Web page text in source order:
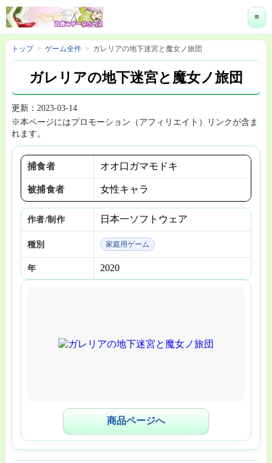
≡
トップ ゲーム全件 ガレリアの地下迷宮と魔女ノ旅団
ガレリアの地下迷宮と魔女ノ旅団
更新：2023-03-14
※本ページにはプロモーション（アフィリエイト）リンクが含ま
れます。
商品ページへ
捕食者 オオ口ガマモドキ
被捕食者 女性キャラ
作者/制作 日本一ソフトウェア
種別 家庭用ゲーム
年 2020